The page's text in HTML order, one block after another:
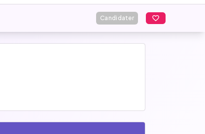
Candidater